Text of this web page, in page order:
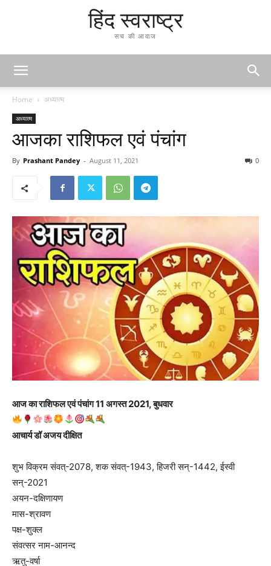
हिंद स्वराष्ट्र
सच की आवाज
Home अध्यात्म
अध्यात्म
आजका राशिफल एवं पंचांग
By Prashant Pandey - August 11, 2021 0
आज का राशिफल एवं पंचांग 11 अगस्त 2021, बुधवार
आचार्य डॉ अजय दीक्षित
शुभ विक्रम संवत्-2078, शक संवत्-1943, हिजरी सन्-1442, ईस्वी
सन्-2021
अयन-दक्षिणायण
मास-श्रावण
पक्ष-शुक्ल
संवत्सर नाम-आनन्द
ऋतु-वर्षा